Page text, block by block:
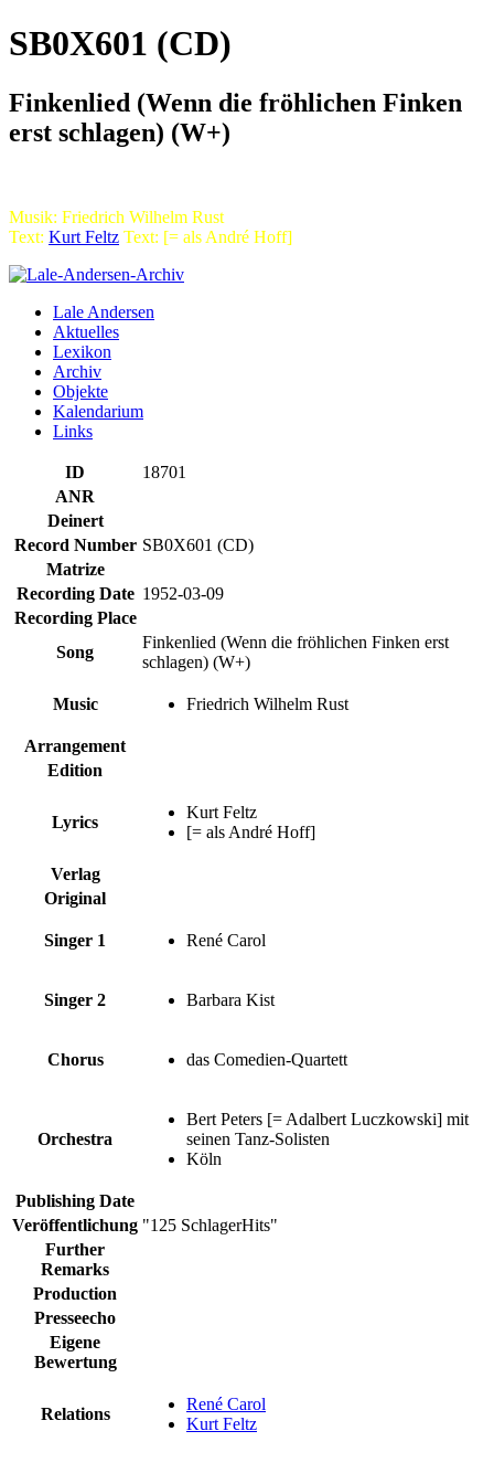
SB0X601 (CD)
Finkenlied (Wenn die fröhlichen Finken
erst schlagen) (W+)
Musik: Friedrich Wilhelm Rust
Text: Kurt Feltz Text: [= als André Hoff]
Lale Andersen
Aktuelles
Lexikon
Archiv
Objekte
Kalendarium
Links
ID
18701
ANR
Deinert
Record Number SB0X601 (CD)
Matrize
Recording Date 1952-03-09
Recording Place
Song
Finkenlied (Wenn die fröhlichen Finken erst
schlagen) (W+)
Music Friedrich Wilhelm Rust
Arrangement
Edition
Lyrics
Kurt Feltz
[= als André Hoff]
Verlag
Original
Singer 1 René Carol
Singer 2 Barbara Kist
Chorus das Comedien-Quartett
Orchestra
Bert Peters [= Adalbert Luczkowski] mit
seinen Tanz-Solisten
Köln
Publishing Date
Veröffentlichung "125 SchlagerHits"
Further
Remarks
Production
Presseecho
Eigene
Bewertung
Relations
René Carol
Kurt Feltz